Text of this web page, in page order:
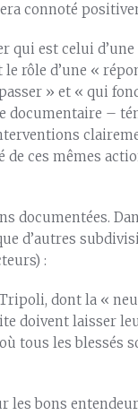
connoté
qui est celui
rôle d’une «
» et « qui
documentaire –
ces mêmes
documentées.
d’autres
:
dont la «
doivent laisser
tous les blessés
les bons